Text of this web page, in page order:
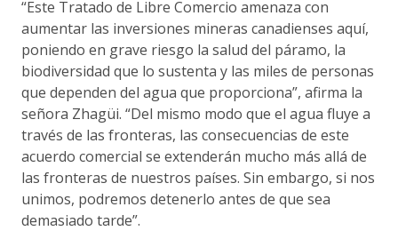
“Este Tratado de Libre Comercio amenaza con
aumentar las inversiones mineras canadienses aquí,
poniendo en grave riesgo la salud del páramo, la
biodiversidad que lo sustenta y las miles de personas
que dependen del agua que proporciona”, afirma la
señora Zhagüi. “Del mismo modo que el agua fluye a
través de las fronteras, las consecuencias de este
acuerdo comercial se extenderán mucho más allá de
las fronteras de nuestros países. Sin embargo, si nos
unimos, podremos detenerlo antes de que sea
demasiado tarde”.